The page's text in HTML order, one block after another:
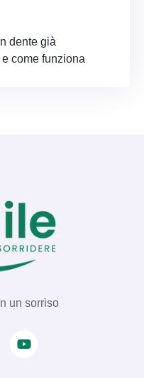
dente già
come funziona
un sorriso